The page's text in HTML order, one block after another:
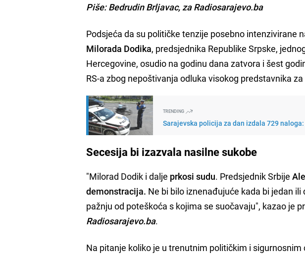
Piše: Bedrudin Brljavac, za Radiosarajevo.ba
Podsjeća da su političke tenzije posebno intenzivirane
Milorada Dodika, predsjednika Republike Srpske,
Hercegovine, osudio na godinu dana zatvora i šest
RS-a zbog nepoštivanja odluka visokog predstavnika
TRENDING
Sarajevska policija za dan izdala 729
Secesija bi izazvala nasilne sukobe
"Milorad Dodik i dalje prkosi sudu. Predsjednik Srbije
demonstracija. Ne bi bilo iznenađujuće kada bi jedan
pažnju od poteškoća s kojima se suočavaju", kazao je
Radiosarajevo.ba.
Na pitanje koliko je u trenutnim političkim i